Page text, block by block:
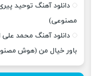
دانلود آهنگ توحید
مصنوعی)
دانلود آهنگ محمد علی
باور خیال من (هوش